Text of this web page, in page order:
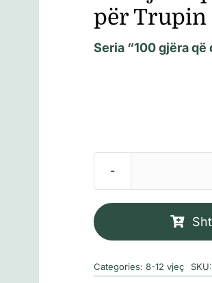
për Trupin
Seria “100 gjëra që
Categories: 8-12 vjeç SKU: